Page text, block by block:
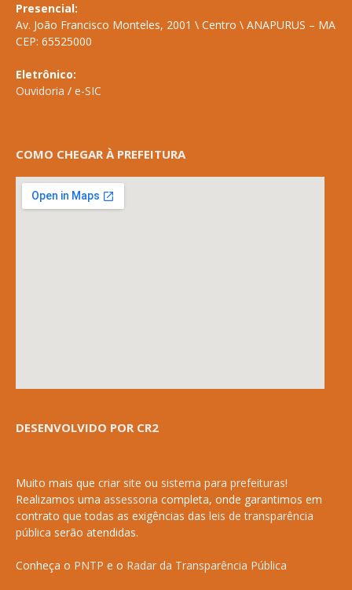
Presencial:
Av. João Francisco Monteles, 2001 \ Centro \ ANAPURUS – MA
CEP: 65525000
Eletrônico:
Ouvidoria / e-SIC
COMO CHEGAR À PREFEITURA
DESENVOLVIDO POR CR2
Muito mais que criar site ou sistema para prefeituras!
Realizamos uma assessoria completa, onde garantimos em
contrato que todas as exigências das leis de transparência
pública serão atendidas.
Conheça o PNTP e o Radar da Transparência Pública